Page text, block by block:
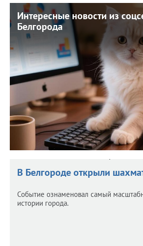
Интересные новости из
Белгорода
Интересные
В обзоре - мнения белгородцев
зарплат, жестокого видео, мусора
В Белгороде открыли
Событие ознаменовал самый
истории города.